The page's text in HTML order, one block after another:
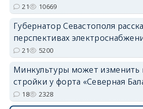
21 10669
Губернатор Севастополя
перспективах
21 5200
Минкультуры может изменить
стройки у форта «Северная
18 2328